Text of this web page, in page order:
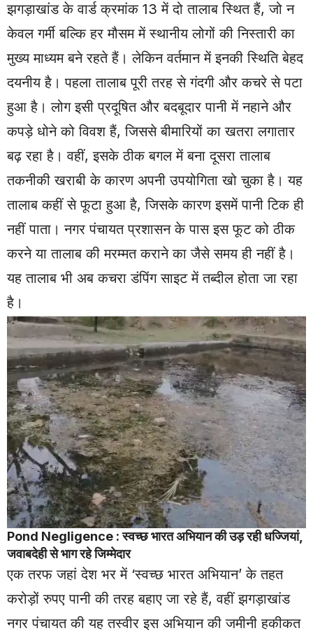
झगड़ाखांड के वार्ड क्रमांक 13 में दो तालाब स्थित हैं, जो न
केवल गर्मी बल्कि हर मौसम में स्थानीय लोगों की निस्तारी का
मुख्य माध्यम बने रहते हैं। लेकिन वर्तमान में इनकी स्थिति बेहद
दयनीय है। पहला तालाब पूरी तरह से गंदगी और कचरे से पटा
हुआ है। लोग इसी प्रदूषित और बदबूदार पानी में नहाने और
कपड़े धोने को विवश हैं, जिससे बीमारियों का खतरा लगातार
बढ़ रहा है। वहीं, इसके ठीक बगल में बना दूसरा तालाब
तकनीकी खराबी के कारण अपनी उपयोगिता खो चुका है। यह
तालाब कहीं से फूटा हुआ है, जिसके कारण इसमें पानी टिक ही
नहीं पाता। नगर पंचायत प्रशासन के पास इस फूट को ठीक
करने या तालाब की मरम्मत कराने का जैसे समय ही नहीं है।
यह तालाब भी अब कचरा डंपिंग साइट में तब्दील होता जा रहा
है।
Pond Negligence : स्वच्छ भारत अभियान की उड़ रही धज्जियां,
जवाबदेही से भाग रहे जिम्मेदार
एक तरफ जहां देश भर में ‘स्वच्छ भारत अभियान’ के तहत
करोड़ों रुपए पानी की तरह बहाए जा रहे हैं, वहीं झगड़ाखांड
नगर पंचायत की यह तस्वीर इस अभियान की जमीनी हकीकत